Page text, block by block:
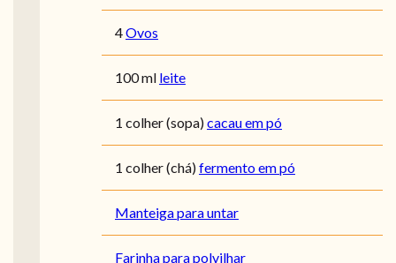
4Ovos
100 ml leite
1 colher (sopa)cacau em pó
1 colher (chá)fermento em pó
Manteiga para untar
Farinha para polvilhar